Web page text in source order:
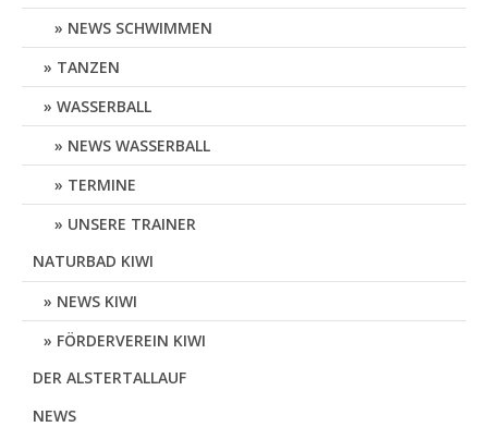
NEWS SCHWIMMEN
TANZEN
WASSERBALL
NEWS WASSERBALL
TERMINE
UNSERE TRAINER
NATURBAD KIWI
NEWS KIWI
FÖRDERVEREIN KIWI
DER ALSTERTALLAUF
NEWS